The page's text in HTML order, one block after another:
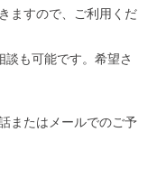
ますので、ご利用くだ
も可能です。希望さ
またはメールでのご予